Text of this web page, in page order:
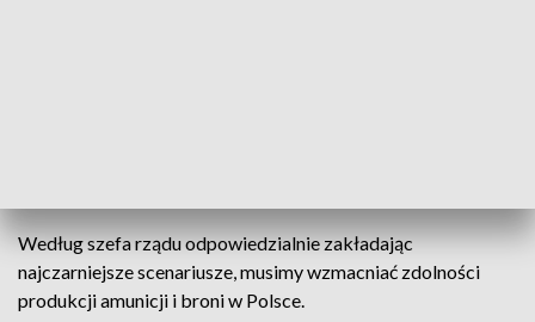
Według szefa rządu odpowiedzialnie zakładając
najczarniejsze scenariusze, musimy wzmacniać zdolności
produkcji amunicji i broni w Polsce.